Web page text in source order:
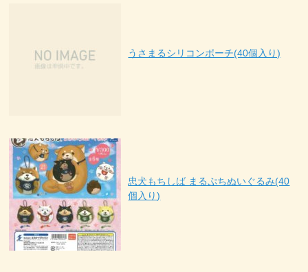
うさまるシリコンポーチ(40個入り)
忠犬もちしば まるぷちぬいぐるみ(40
個入り)